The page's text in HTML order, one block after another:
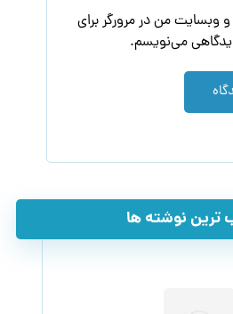
و وبسایت من در مرورگر برای
می‌نویسم.
ترین نوشته ها